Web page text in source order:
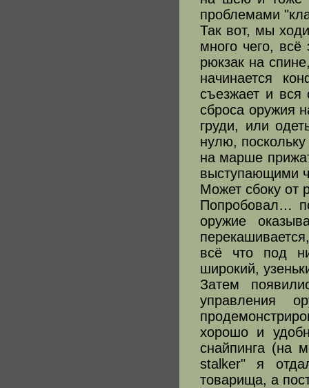
проблемами
Так вот, мы
много чего,
рюкзак на
начинается
съезжает и вся
сброса оружия
груди, или
нулю,
на марше
выступающими
Может сбоку от
Попробовал…
оружие
всё что под
широкий,
Затем
управления
хорошо и
снайпинга (на
stalker" я
товарища, а